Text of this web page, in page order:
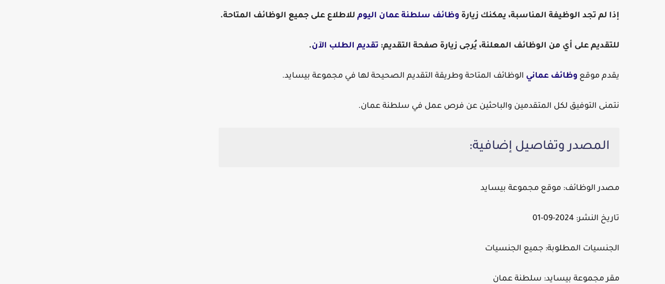
إذا لم تجد الوظيفة المناسبة، يمكنك زيارة وظائف سلطنة عمان اليوم للاطلاع على جميع الوظائف المتاحة.
للتقديم على أي من الوظائف المعلنة، يُرجى زيارة صفحة التقديم: تقديم الطلب الآن.
يقدم موقع وظائف عماني الوظائف المتاحة وطريقة التقديم الصحيحة لها في مجموعة بيسايد.
نتمنى التوفيق لكل المتقدمين والباحثين عن فرص عمل في سلطنة عمان.
المصدر وتفاصيل إضافية:
مصدر الوظائف: موقع مجموعة بيسايد
تاريخ النشر:
الجنسيات المطلوبة: جميع الجنسيات
مقر مجموعة بيسايد: سلطنة عمان